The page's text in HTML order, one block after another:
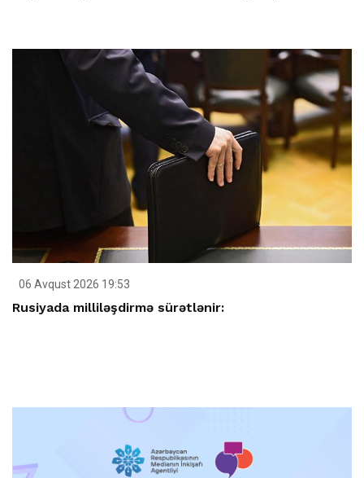
06 Avqust 2026 19:53
Rusiyada milliləşdirmə sürətlənir: